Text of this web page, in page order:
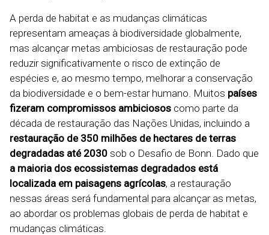
A perda de habitat e as mudanças climáticas
representam ameaças à biodiversidade globalmente,
mas alcançar metas ambiciosas de restauração pode
reduzir significativamente o risco de extinção de
espécies e, ao mesmo tempo, melhorar a conservação
da biodiversidade e o bem-estar humano. Muitos países
fizeram compromissos ambiciosos como parte da
década de restauração das Nações Unidas, incluindo a
restauração de 350 milhões de hectares de terras
degradadas até 2030 sob o Desafio de Bonn. Dado que
a maioria dos ecossistemas degradados está
localizada em paisagens agrícolas, a restauração
nessas áreas será fundamental para alcançar as metas,
ao abordar os problemas globais de perda de habitat e
mudanças climáticas.